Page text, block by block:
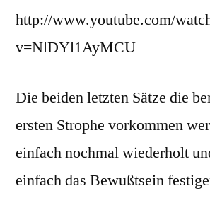
http://www.youtube.com/
v=NlDYl1AyMCU
Die beiden letzten Sätze die
ersten Strophe vorkommen
einfach nochmal wiederholt
einfach das Bewußtsein